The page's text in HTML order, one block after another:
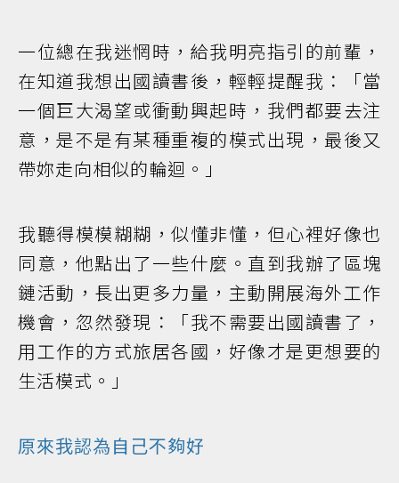
一位總在我迷惘時，給我明亮指引的前輩，
在知道我想出國讀書後，輕輕提醒我：「當
一個巨大渴望或衝動興起時，我們都要去注
意，是不是有某種重複的模式出現，最後又
帶妳走向相似的輪迴。」
我聽得模模糊糊，似懂非懂，但心裡好像也
同意，他點出了一些什麼。直到我辦了區塊
鏈活動，長出更多力量，主動開展海外工作
機會，忽然發現：「我不需要出國讀書了，
用工作的方式旅居各國，好像才是更想要的
生活模式。」
原來我認為自己不夠好